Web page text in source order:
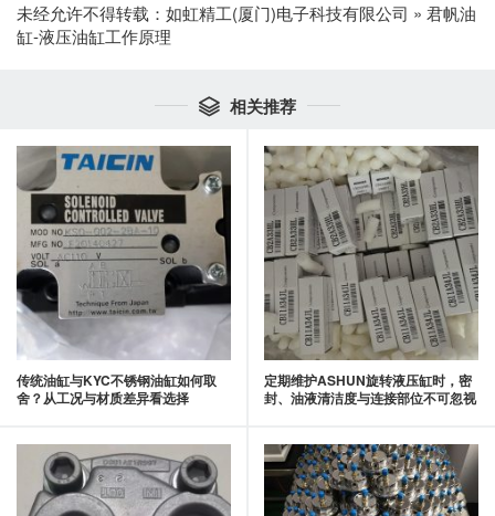
未经允许不得转载： 如虹精工(厦门)电子科技有限公司 » 君帆油
缸-液压油缸工作原理
 相关推荐
传统油缸与KYC不锈钢油缸如何取
舍？从工况与材质差异看选择
定期维护ASHUN旋转液压缸时，密
封、油液清洁度与连接部位不可忽视